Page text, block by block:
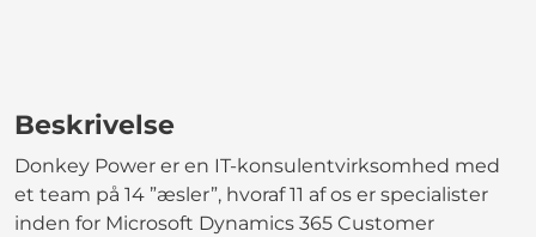
Beskrivelse
Donkey Power er en IT-konsulentvirksomhed med
et team på 14 ”æsler”, hvoraf 11 af os er specialister
inden for Microsoft Dynamics 365 Customer